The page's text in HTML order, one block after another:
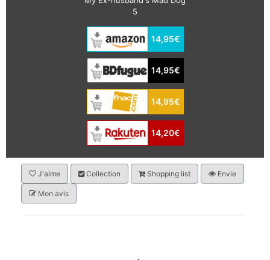
5
14,95€
14,95€
14,95€
14,20€
J'aime Collection Shopping list Envie
Mon avis